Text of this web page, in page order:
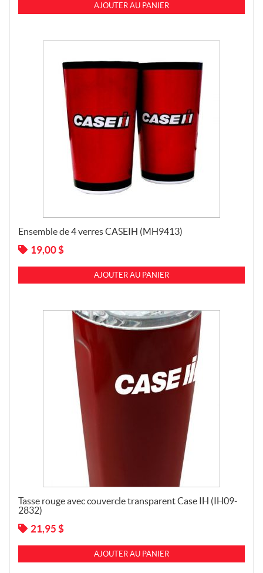
AJOUTER AU PANIER
Ensemble de 4 verres CASEIH (MH9413)
19,00 $
AJOUTER AU PANIER
Tasse rouge avec couvercle transparent Case IH (IH09-
2832)
21,95 $
AJOUTER AU PANIER